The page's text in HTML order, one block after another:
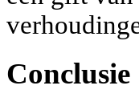
Conclusie